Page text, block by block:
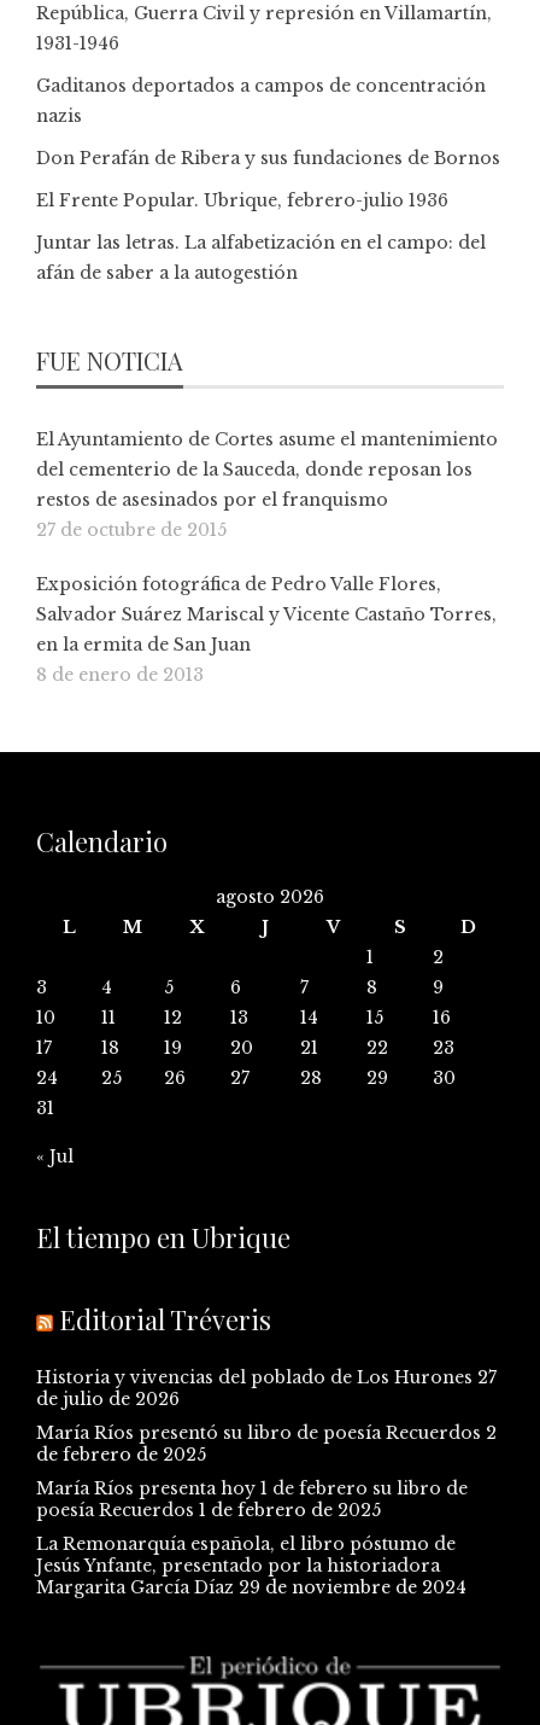
República, Guerra Civil y represión en Villamartín,
1931-1946
Gaditanos deportados a campos de concentración
nazis
Don Perafán de Ribera y sus fundaciones de Bornos
El Frente Popular. Ubrique, febrero-julio 1936
Juntar las letras. La alfabetización en el campo: del
afán de saber a la autogestión
FUE NOTICIA
El Ayuntamiento de Cortes asume el mantenimiento
del cementerio de la Sauceda, donde reposan los
restos de asesinados por el franquismo
27 de octubre de 2015
Exposición fotográfica de Pedro Valle Flores,
Salvador Suárez Mariscal y Vicente Castaño Torres,
en la ermita de San Juan
8 de enero de 2013
Calendario
agosto 2026
L
M X J V S
D
1
2
3
4 5 6 7 8
9
10
11 12 13 14 15
16
17
18 19 20 21 22
23
24
25 26 27 28 29
30
31
« Jul
El tiempo en Ubrique
Editorial Tréveris
Historia y vivencias del poblado de Los Hurones 27
de julio de 2026
María Ríos presentó su libro de poesía Recuerdos 2
de febrero de 2025
María Ríos presenta hoy 1 de febrero su libro de
poesía Recuerdos 1 de febrero de 2025
La Remonarquía española, el libro póstumo de
Jesús Ynfante, presentado por la historiadora
Margarita García Díaz 29 de noviembre de 2024